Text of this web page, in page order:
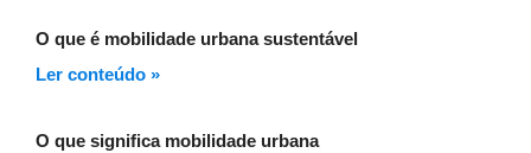
O que é mobilidade urbana sustentável
Ler conteúdo »
O que significa mobilidade urbana